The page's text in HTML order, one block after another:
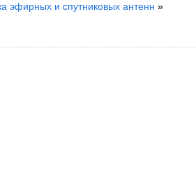
эфирных и спутниковых антенн»